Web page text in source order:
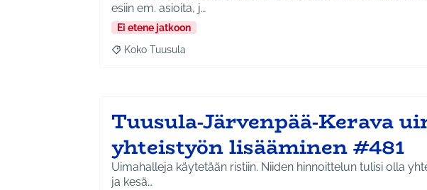
esiin em. asioita, j…
Ei etene jatkoon
Rajaa tulokset aihepiirin mukaan: Koko Tuusula
Koko Tuusula
Tuusula-Järvenpää-Kerava
yhteistyön lisääminen #481
Uimahalleja käytetään ristiin. Niiden hinnoittelun tulisi olla
ja kesä…